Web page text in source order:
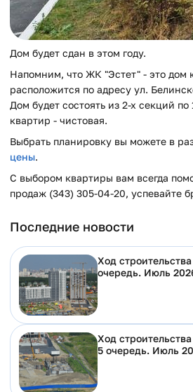
Дом будет сдан в этом году.
Напомним, что ЖК "Эстет" - это дом
расположится по адресу ул.
Дом будет состоять из 2-х секций
квартир - чистовая.
Выбрать планировку вы можете в
цены.
С выбором квартиры вам всегда
продаж (343) 305-04-20, успевайте
Последние новости
Ход
очередь. Июль
Ход строительства ЖК "На Тенистой",
5 очередь. Июль